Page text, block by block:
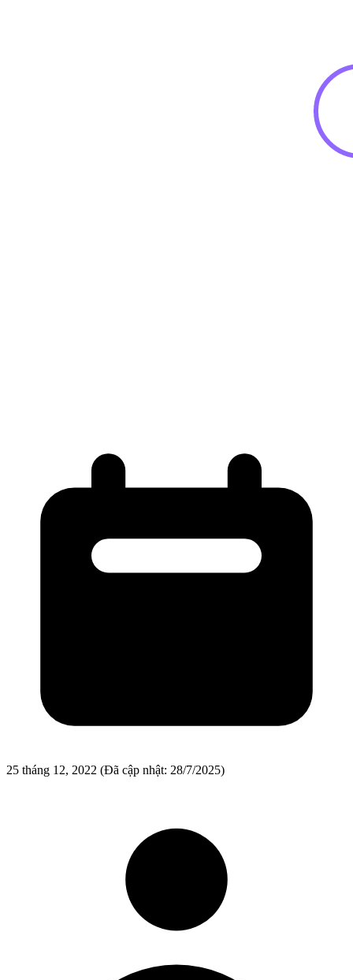
25 tháng 12, 2022 (Đã cập nhật: 28/7/2025)